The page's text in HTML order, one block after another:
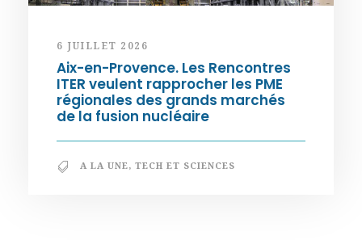
6 JUILLET 2026
Aix-en-Provence. Les Rencontres
ITER veulent rapprocher les PME
régionales des grands marchés
de la fusion nucléaire
A LA UNE, TECH ET SCIENCES